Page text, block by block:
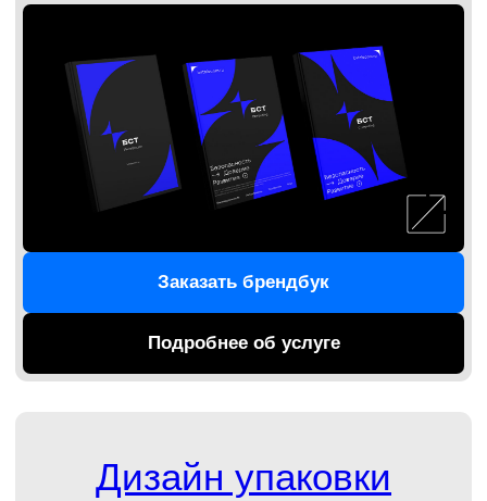
Дизайн-аутсорсинг
Вы получаете команду опытных дизайнеров
для создания действительно оригинального
дизайна. Мы работаем с широким пулом
индустрий и не мыслим шаблонно. Посмотрим
на ваш бизнес под другим углом, предложим
новые идеи и нестандартные решения.